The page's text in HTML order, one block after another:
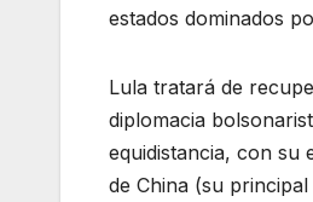
estados dominados
Lula tratará de
diplomacia
equidistancia, con su
de China (su